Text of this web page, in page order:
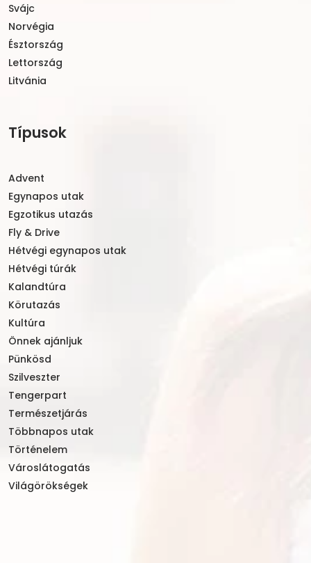
Svájc
Norvégia
Észtország
Lettország
Litvánia
Típusok
Advent
Egynapos utak
Egzotikus utazás
Fly & Drive
Hétvégi egynapos utak
Hétvégi túrák
Kalandtúra
Körutazás
Kultúra
Önnek ajánljuk
Pünkösd
Szilveszter
Tengerpart
Természetjárás
Többnapos utak
Történelem
Városlátogatás
Világörökségek